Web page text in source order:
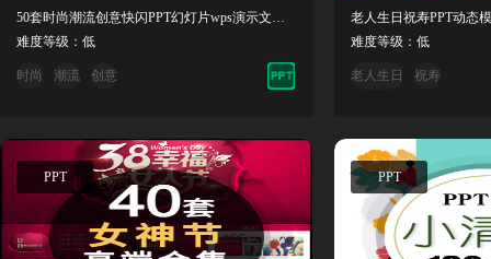
50套时尚潮流创意快闪PPT幻灯片wps演示文稿设计素材模版合集
难度等级：低
时尚 潮流 创意
难度等级：低
老人生日 祝寿
PPT PPT